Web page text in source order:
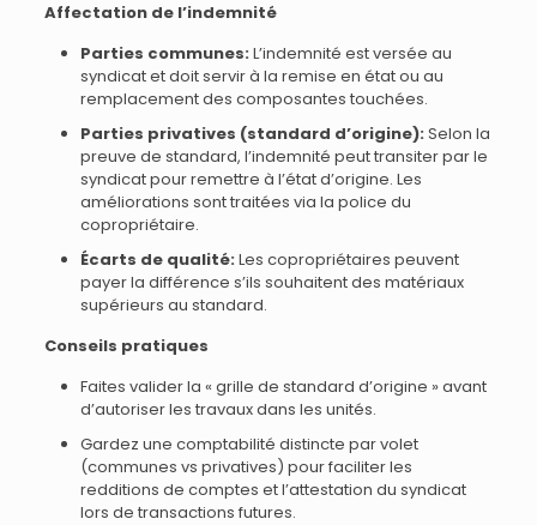
Affectation de l’indemnité
Parties communes:L’indemnité est versée au
syndicat et doit servir à la remise en état ou au
remplacement des composantes touchées.
Parties privatives (standard d’origine):Selon la
preuve de standard, l’indemnité peut transiter par le
syndicat pour remettre à l’état d’origine. Les
améliorations sont traitées via la police du
copropriétaire.
Écarts de qualité:Les copropriétaires peuvent
payer la différence s’ils souhaitent des matériaux
supérieurs au standard.
Conseils pratiques
Faites valider la « grille de standard d’origine » avant
d’autoriser les travaux dans les unités.
Gardez une comptabilité distincte par volet
(communes vs privatives) pour faciliter les
redditions de comptes et l’attestation du syndicat
lors de transactions futures.